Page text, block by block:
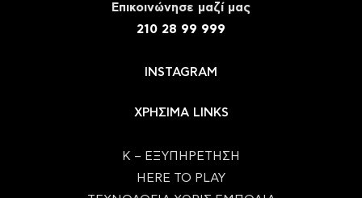
Eπικοινώνησε μαζί μας
210 28 99 999
INSTAGRAM
ΧΡΗΣΙΜΑ LINKS
Κ – ΕΞΥΠΗΡΕΤΗΣΗ
HERE TO PLAY